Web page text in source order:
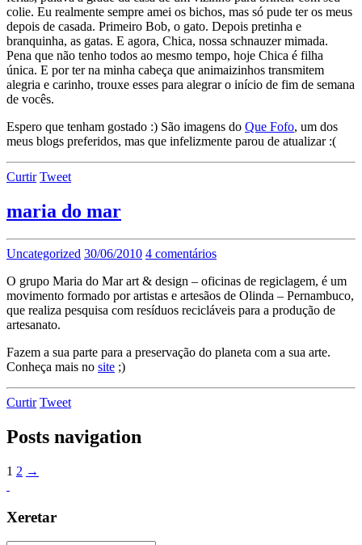
colie. Eu realmente sempre amei os bichos, mas só pude ter os meus
depois de casada. Primeiro Bob, o gato. Depois pretinha e
branquinha, as gatas. E agora, Chica, nossa schnauzer mimada.
Pena que não tenho todos ao mesmo tempo, hoje Chica é filha
única. E por ter na minha cabeça que animaizinhos transmitem
alegria e carinho, trouxe esses para alegrar o início de fim de semana
de vocês.
Espero que tenham gostado :) São imagens do Que Fofo, um dos
meus blogs preferidos, mas que infelizmente parou de atualizar :(
Curtir Tweet
maria do mar
Uncategorized 30/06/2010 4 comentários
O grupo Maria do Mar art & design – oficinas de regiclagem, é um
movimento formado por artistas e artesãos de Olinda – Pernambuco,
que realiza pesquisa com resíduos recicláveis para a produção de
artesanato.
Fazem a sua parte para a preservação do planeta com a sua arte.
Conheça mais no site ;)
Curtir Tweet
Posts navigation
1 2 →
Xeretar